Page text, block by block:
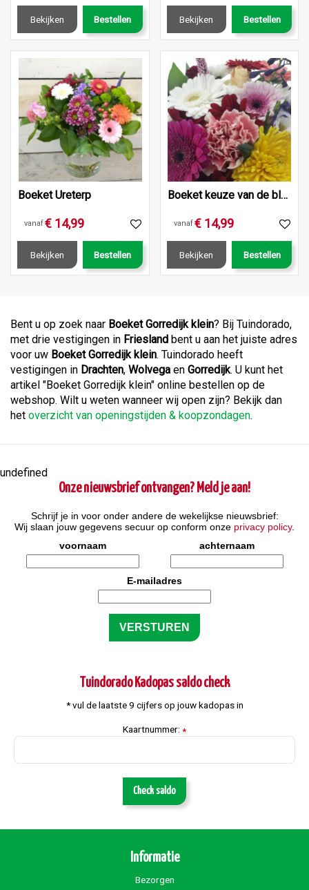
Bekijken Bestellen Bekijken Bestellen
Boeket Ureterp
vanaf€ 14,99
Bekijken Bestellen
Boeket keuze van de bloemist
vanaf€ 14,99
Bekijken Bestellen
Bent u op zoek naar Boeket Gorredijk klein? Bij Tuindorado,
met drie vestigingen in Friesland bent u aan het juiste adres
voor uw Boeket Gorredijk klein. Tuindorado heeft
vestigingen in Drachten, Wolvega en Gorredijk. U kunt het
artikel "Boeket Gorredijk klein" online bestellen op de
webshop. Wilt u weten wanneer wij open zijn? Bekijk dan
het overzicht van openingstijden & koopzondagen.
undefined
Onze nieuwsbrief ontvangen? Meld je aan!
Schrijf je in voor onder andere de wekelijkse nieuwsbrief:
Wij slaan jouw gegevens secuur op conform onze privacy policy.
voornaam
achternaam
E-mailadres
Tuindorado Kadopas saldo check
* vul de laatste 9 cijfers op jouw kadopas in
Kaartnummer: *
Check saldo
Informatie
Bezorgen